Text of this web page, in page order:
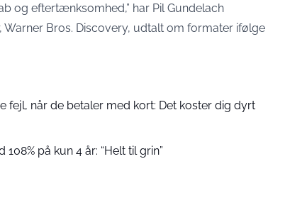
og eftertænksomhed,” har Pil Gundelach
Bros. Discovery, udtalt om formater ifølge
fejl, når de betaler med kort: Det koster dig dyrt
på kun 4 år: “Helt til grin”